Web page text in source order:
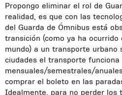
Propongo eliminar el rol de
realidad, es que con las
del Guarda de Ómnibus está
transición (como ya ha ocurrido
mundo) a un transporte urbano
ciudades el transporte funciona
mensuales/semestrales/
comprar el boleto en las
Idealmente, para no perder los